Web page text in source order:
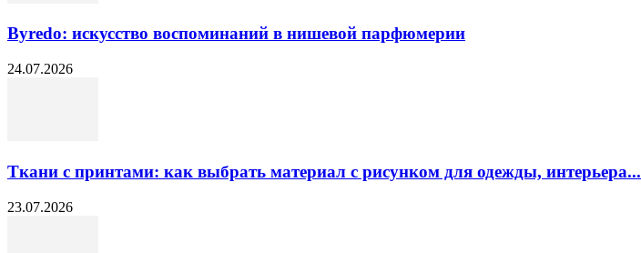
Byredo: искусство воспоминаний в нишевой парфюмерии
24.07.2026
Ткани с принтами: как выбрать материал с рисунком для одежды, интерьера...
23.07.2026